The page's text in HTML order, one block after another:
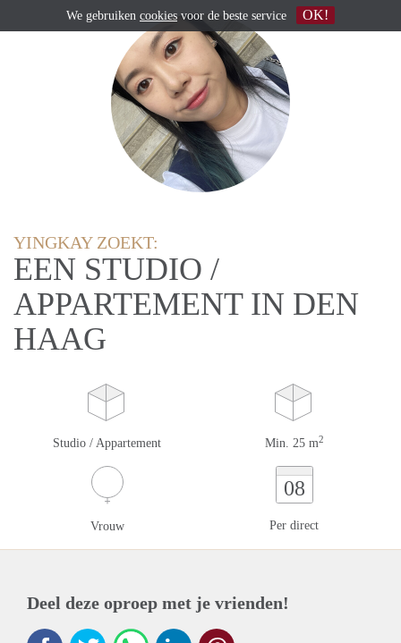
YINGKAY ZOEKT:
EEN STUDIO /
APPARTEMENT IN DEN
HAAG
Studio / Appartement Min. 25 m2
Vrouw
08
Per direct
Deel deze oproep met je vrienden!
We gebruiken cookies voor de beste service OK!